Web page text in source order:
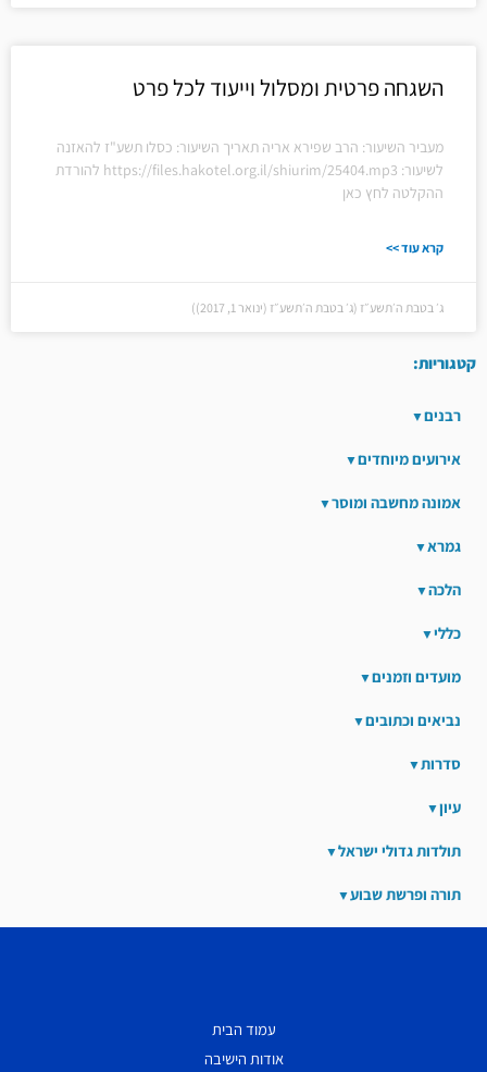
השגחה פרטית ומסלול וייעוד לכל פרט
מעביר השיעור: הרב שפירא אריה תאריך השיעור: כסלו תשע"ז להאזנה
לשיעור: https://files.hakotel.org.il/shiurim/25404.mp3 להורדת
ההקלטה לחץ כאן
קרא עוד >>
ג׳ בטבת ה׳תשע״ז (ג׳ בטבת ה׳תשע״ז (ינואר 1, 2017))
קטגוריות:
רבנים
אירועים מיוחדים
אמונה מחשבה ומוסר
גמרא
הלכה
כללי
מועדים וזמנים
נביאים וכתובים
סדרות
עיון
תולדות גדולי ישראל
תורה ופרשת שבוע
עמוד הבית
אודות הישיבה